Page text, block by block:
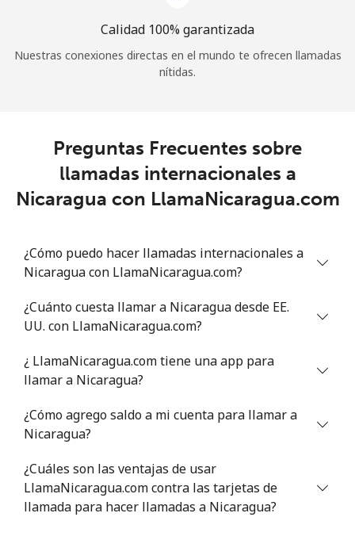
Calidad 100% garantizada
Nuestras conexiones directas en el mundo te ofrecen llamadas
nítidas.
Preguntas Frecuentes sobre
llamadas internacionales a
Nicaragua con LlamaNicaragua.com
¿Cómo puedo hacer llamadas internacionales a
Nicaragua con LlamaNicaragua.com?
¿Cuánto cuesta llamar a Nicaragua desde EE.
UU. con LlamaNicaragua.com?
¿ LlamaNicaragua.com tiene una app para
llamar a Nicaragua?
¿Cómo agrego saldo a mi cuenta para llamar a
Nicaragua?
¿Cuáles son las ventajas de usar
LlamaNicaragua.com contra las tarjetas de
llamada para hacer llamadas a Nicaragua?